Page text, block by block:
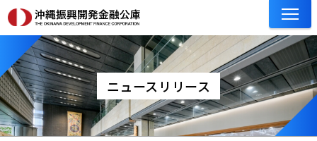
ニュースリリース